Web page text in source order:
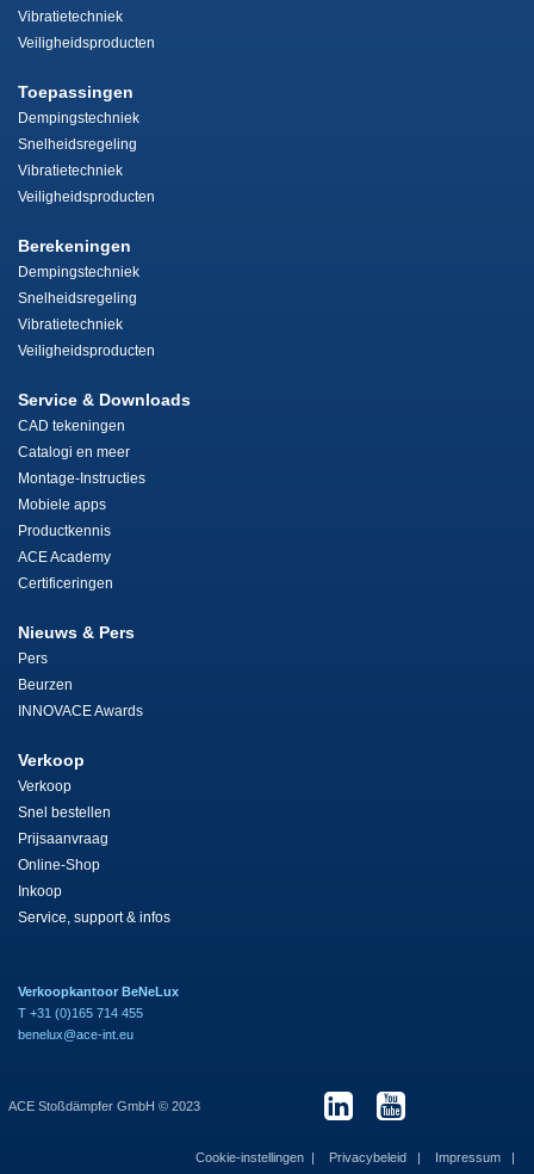
Vibratietechniek
Veiligheidsproducten
Toepassingen
Dempingstechniek
Snelheidsregeling
Vibratietechniek
Veiligheidsproducten
Berekeningen
Dempingstechniek
Snelheidsregeling
Vibratietechniek
Veiligheidsproducten
Service & Downloads
CAD tekeningen
Catalogi en meer
Montage-Instructies
Mobiele apps
Productkennis
ACE Academy
Certificeringen
Nieuws & Pers
Pers
Beurzen
INNOVACE Awards
Verkoop
Verkoop
Snel bestellen
Prijsaanvraag
Online-Shop
Inkoop
Service, support & infos
Verkoopkantoor BeNeLux
T +31 (0)165 714 455
benelux@ace-int.eu
ACE Stoßdämpfer GmbH © 2023
Cookie-instellingen Privacybeleid Impressum